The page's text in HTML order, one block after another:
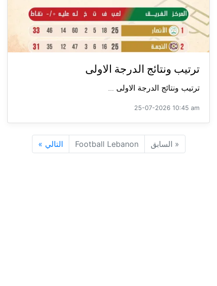
ترتيب ونتائج الدرجة الاولى
ترتيب ونتائج الدرجة الاولى ...
25-07-2026 10:45 am
« السابق Football Lebanon التالي »